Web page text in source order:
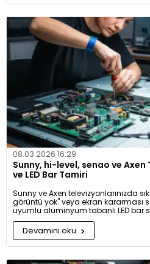
08.03.2026 16:29
Sunny, hi-level, senao ve Axen TV'lerde Ekran Kararması
ve LED Bar Tamiri
Sunny ve Axen televizyonlarınızda
görüntü yok" veya ekran kararması
uyumlu alüminyum tabanlı LED bar
şekilde çözüyoruz. Hem ekonomik
deneyimi için ihtiyacınız olan parça
yerine hızlı gönderim avantajıyla
parlaklığına kavuşturun
Devamını oku